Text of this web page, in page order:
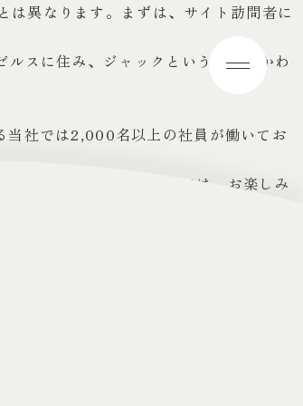
異なります。まずは、サイト訪問者に
スに住み、ジャックという名前のかわ
社では2,000名以上の社員が働いてお
成してください。それでは、お楽しみ